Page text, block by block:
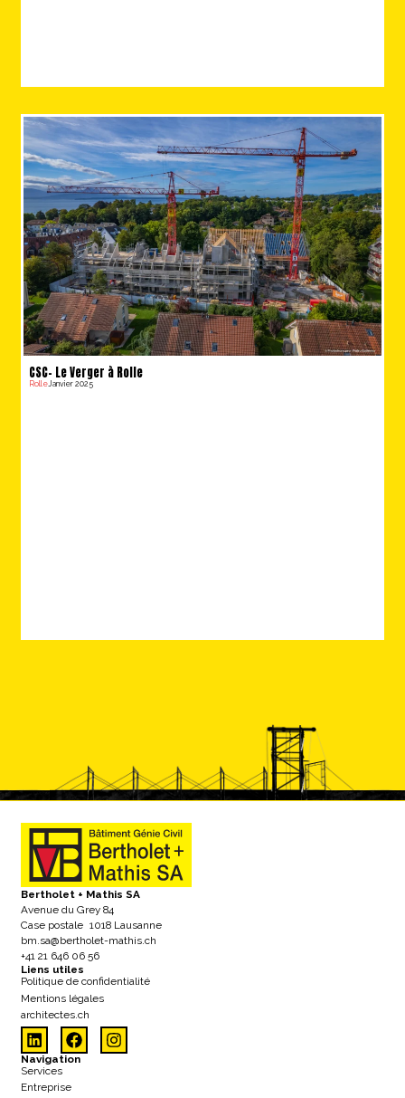
CSC- Le Verger à Rolle
Rolle Janvier 2025
Bertholet + Mathis SA
Avenue du Grey 84
Case postale 1018 Lausanne
bm.sa@bertholet-mathis.ch
+41 21 646 06 56
Liens utiles
Politique de confidentialité
Mentions légales
architectes.ch
Navigation
Services
Entreprise